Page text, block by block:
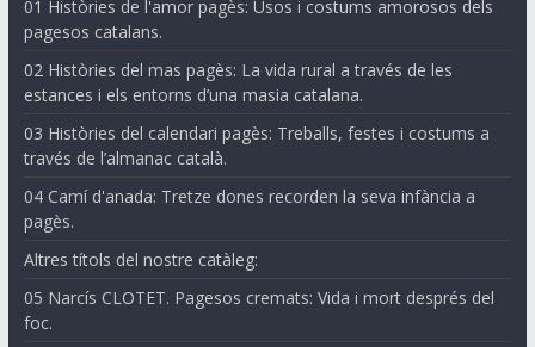
01 Històries de l'amor pagès: Usos i costums amorosos dels
pagesos catalans.
02 Històries del mas pagès: La vida rural a través de les
estances i els entorns d’una masia catalana.
03 Històries del calendari pagès: Treballs, festes i costums a
través de l’almanac català.
04 Camí d'anada: Tretze dones recorden la seva infància a
pagès.
Altres títols del nostre catàleg:
05 Narcís CLOTET. Pagesos cremats: Vida i mort després del
foc.